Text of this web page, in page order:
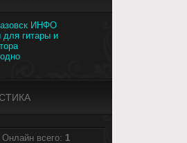
ИНФО
для гитары и
Онлайн всего: 1